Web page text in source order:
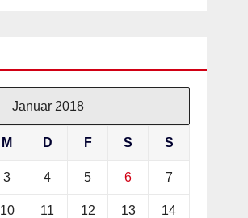
Januar 2018
M D F S S
3 4 5 6 7
10 11 12 13 14